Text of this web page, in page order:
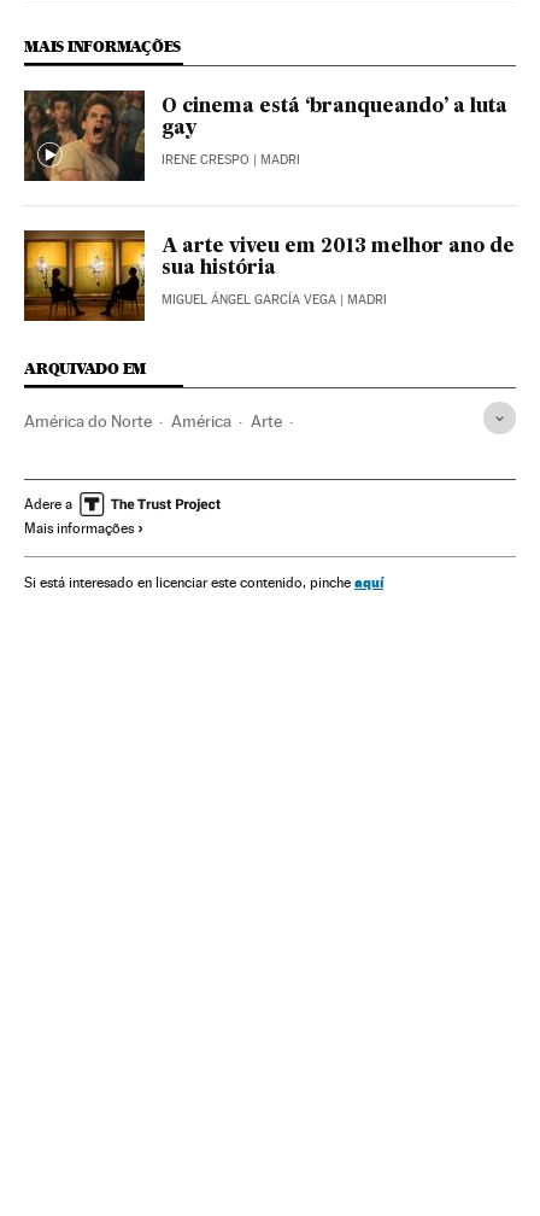
MAIS INFORMAÇÕES
O cinema está ‘branqueando’ a luta
gay
IRENE CRESPO | MADRI
A arte viveu em 2013 melhor ano de
sua história
MIGUEL ÁNGEL GARCÍA VEGA | MADRI
ARQUIVADO EM
América do Norte América Arte
Nova York Obras arte Arte contemporânea
Comércio arte
Adere a
Mais informações
Si está interesado en licenciar este contenido, pinche aquí